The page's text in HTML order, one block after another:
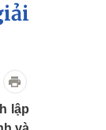
nghiệp
nghiệp
Thông tin doanh
lập